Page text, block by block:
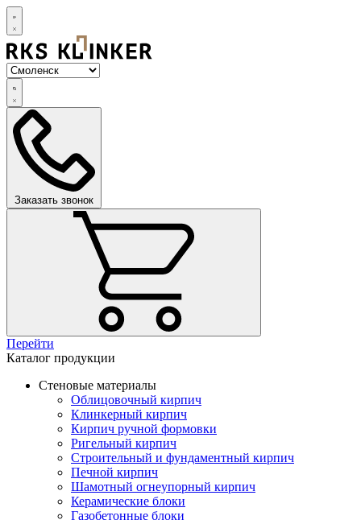
Заказать звонок
Перейти
Каталог продукции
Стеновые материалы
Облицовочный кирпич
Клинкерный кирпич
Кирпич ручной формовки
Ригельный кирпич
Строительный и фундаментный кирпич
Печной кирпич
Шамотный огнеупорный кирпич
Керамические блоки
Газобетонные блоки